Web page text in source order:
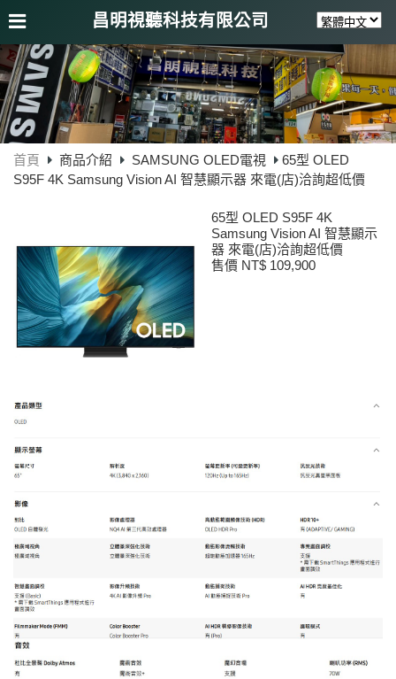
昌明視聽科技有限公司
首頁 商品介紹 SAMSUNG OLED電視
65型 OLED
S95F 4K Samsung Vision AI 智慧顯示器 來電(店)洽詢超低價
65型 OLED S95F 4K
Samsung Vision AI 智慧顯示
器 來電(店)洽詢超低價
售價 NT$ 109,900